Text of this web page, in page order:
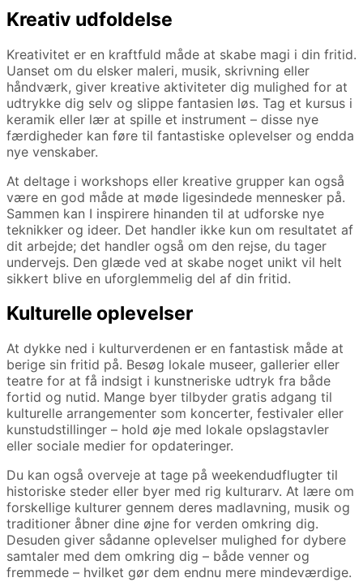
Kreativ udfoldelse
Kreativitet er en kraftfuld måde at skabe magi i din fritid.
Uanset om du elsker maleri, musik, skrivning eller
håndværk, giver kreative aktiviteter dig mulighed for at
udtrykke dig selv og slippe fantasien løs. Tag et kursus i
keramik eller lær at spille et instrument – disse nye
færdigheder kan føre til fantastiske oplevelser og endda
nye venskaber.
At deltage i workshops eller kreative grupper kan også
være en god måde at møde ligesindede mennesker på.
Sammen kan I inspirere hinanden til at udforske nye
teknikker og ideer. Det handler ikke kun om resultatet af
dit arbejde; det handler også om den rejse, du tager
undervejs. Den glæde ved at skabe noget unikt vil helt
sikkert blive en uforglemmelig del af din fritid.
Kulturelle oplevelser
At dykke ned i kulturverdenen er en fantastisk måde at
berige sin fritid på. Besøg lokale museer, gallerier eller
teatre for at få indsigt i kunstneriske udtryk fra både
fortid og nutid. Mange byer tilbyder gratis adgang til
kulturelle arrangementer som koncerter, festivaler eller
kunstudstillinger – hold øje med lokale opslagstavler
eller sociale medier for opdateringer.
Du kan også overveje at tage på weekendudflugter til
historiske steder eller byer med rig kulturarv. At lære om
forskellige kulturer gennem deres madlavning, musik og
traditioner åbner dine øjne for verden omkring dig.
Desuden giver sådanne oplevelser mulighed for dybere
samtaler med dem omkring dig – både venner og
fremmede – hvilket gør dem endnu mere mindeværdige.